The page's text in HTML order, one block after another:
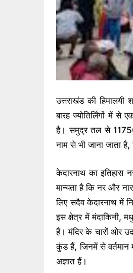
उत्तराखंड की
बारह ज्योतिर्लिंगों में से
है। समुद्र तल से 11750
नाम से भी जाना जाता है,
केदारनाथ का इतिहास
मान्यता है कि नर और
लिए सदैव केदारनाथ में
इस क्षेत्र में मंदाकिनी,
हैं। मंदिर के चारों ओर
कुंड हैं, जिनमें से
अज्ञात हैं।